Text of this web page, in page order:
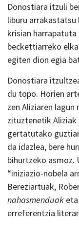
Donostiara itzuli
liburu
krisian
beckettiarreko
egiten dion egia
Donostiara
du topo. Horien
zen Aliziaren
zituztenetik
gertatutako
da idazlea, bere
bihurtzeko asmoz.
“iniziazio-nobela
Bereziartuak,
nahasmenduak
erreferentzia